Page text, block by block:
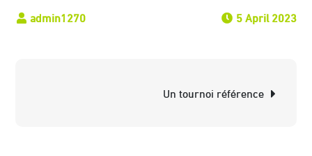
5 April 2023
Un tournoi référence